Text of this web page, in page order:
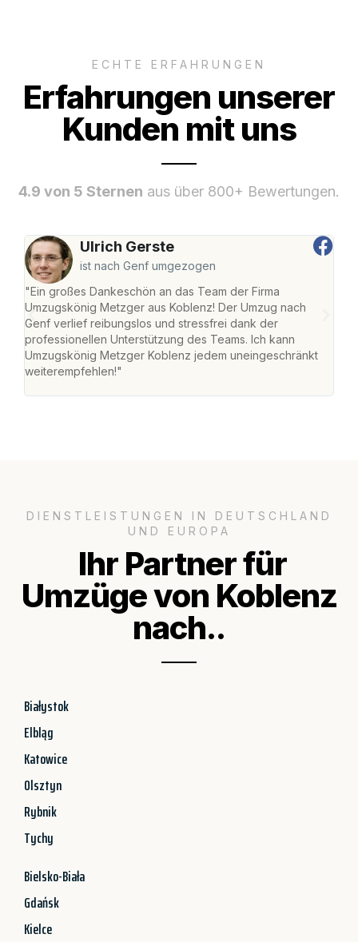
ECHTE ERFAHRUNGEN
Erfahrungen unserer
Kunden mit uns
4.9 von 5 Sternen aus über 800+ Bewertungen.
Ulrich Gerste
ist nach Genf umgezogen
"Ein großes Dankeschön an das Team der Firma
Umzugskönig Metzger aus Koblenz! Der Umzug nach
Genf verlief reibungslos und stressfrei dank der
professionellen Unterstützung des Teams. Ich kann
Umzugskönig Metzger Koblenz jedem uneingeschränkt
weiterempfehlen!"
DIENSTLEISTUNGEN IN DEUTSCHLAND
UND EUROPA
Ihr Partner für
Umzüge von Koblenz
nach..
Białystok
Elbląg
Katowice
Olsztyn
Rybnik
Tychy
Bielsko-Biała
Gdańsk
Kielce